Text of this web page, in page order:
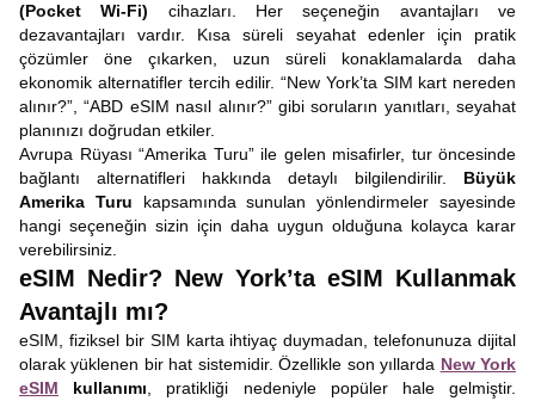
(Pocket Wi-Fi) cihazları. Her seçeneğin avantajları ve
dezavantajları vardır. Kısa süreli seyahat edenler için pratik
çözümler öne çıkarken, uzun süreli konaklamalarda daha
ekonomik alternatifler tercih edilir. “New York’ta SIM kart nereden
alınır?”, “ABD eSIM nasıl alınır?” gibi soruların yanıtları, seyahat
planınızı doğrudan etkiler.
Avrupa Rüyası “Amerika Turu” ile gelen misafirler, tur öncesinde
bağlantı alternatifleri hakkında detaylı bilgilendirilir. Büyük
Amerika Turu kapsamında sunulan yönlendirmeler sayesinde
hangi seçeneğin sizin için daha uygun olduğuna kolayca karar
verebilirsiniz.
eSIM Nedir? New York’ta eSIM Kullanmak
Avantajlı mı?
eSIM, fiziksel bir SIM karta ihtiyaç duymadan, telefonunuza dijital
olarak yüklenen bir hat sistemidir. Özellikle son yıllarda New York
eSIM kullanımı , pratikliği nedeniyle popüler hale gelmiştir.